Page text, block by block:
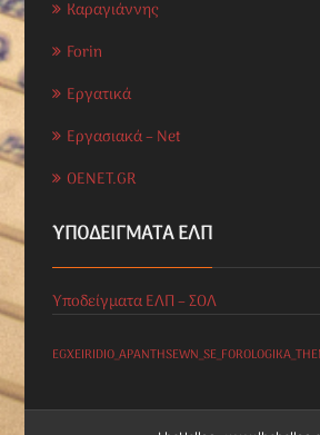
Καραγιάννης
Forin
Εργατικά
Εργασιακά – Net
OENET.GR
ΥΠΟΔΕΊΓΜΑΤΑ ΕΛΠ
Υποδείγματα ΕΛΠ – ΣΟΛ